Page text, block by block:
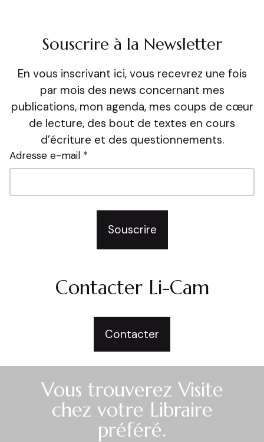
Souscrire à la Newsletter
En vous inscrivant ici, vous recevrez une fois
par mois des news concernant mes
publications, mon agenda, mes coups de cœur
de lecture, des bout de textes en cours
d’écriture et des questionnements.
Adresse e-mail *
Souscrire
Contacter Li-Cam
Contacter
Vous trouverez Visite
chez votre Libraire
préféré.